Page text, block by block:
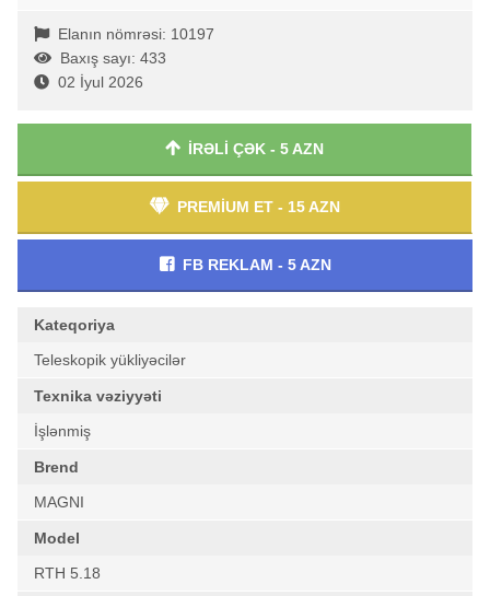
Elanın nömrəsi: 10197
Baxış sayı: 433
02 İyul 2026
İRƏLİ ÇƏK - 5 AZN
PREMİUM ET - 15 AZN
FB REKLAM - 5 AZN
Kateqoriya
Teleskopik yükliyəcilər
Texnika vəziyyəti
İşlənmiş
Brend
MAGNI
Model
RTH 5.18